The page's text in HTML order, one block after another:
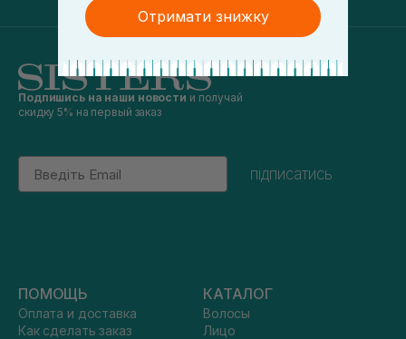
Подпишись на наши новости и получай
скидку 5% на первый заказ
Email
підписатись
ПОМОЩЬ
Оплата и доставка
Как сделать заказ
КАТАЛОГ
Волосы
Лицо
Отримати знижку